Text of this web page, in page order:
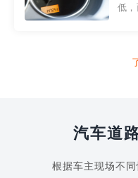
低
打
汽车道
根据车主现场不